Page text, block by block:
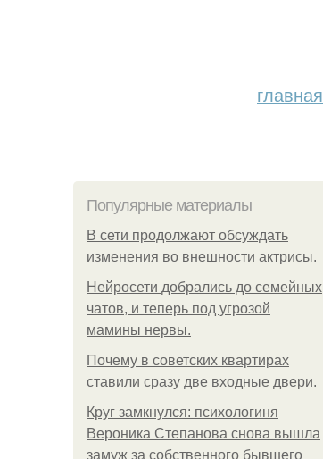
главная
Популярные материалы
В сети продолжают обсуждать
изменения во внешности актрисы.
Нейросети добрались до семейных
чатов, и теперь под угрозой
мамины нервы.
Почему в советских квартирах
ставили сразу две входные двери.
Круг замкнулся: психологиня
Вероника Степанова снова вышла
замуж за собственного бывшего